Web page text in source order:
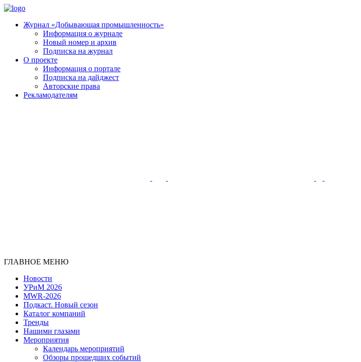
Журнал «Добывающая промышленность»
Информация о журнале
Новый номер и архив
Подписка на журнал
О проекте
Информация о портале
Подписка на дайджест
Авторские права
Рекламодателям
ГЛАВНОЕ МЕНЮ
Новости
УРиМ 2026
MWR-2026
Подкаст. Новый сезон
Каталог компаний
Тренды
Нашими глазами
Мероприятия
Календарь мероприятий
Обзоры прошедших событий